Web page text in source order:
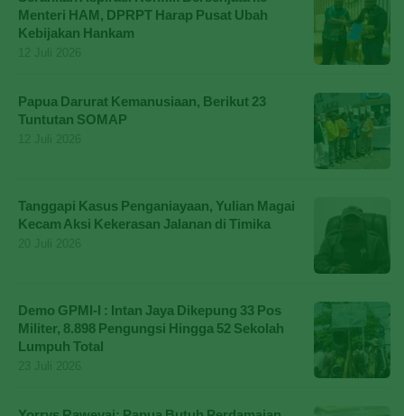
Menteri HAM, DPRPT Harap Pusat Ubah
Kebijakan Hankam
Papua Darurat Kemanusiaan, Berikut 23
Tuntutan SOMAP
Tanggapi Kasus Penganiayaan, Yulian Magai
Kecam Aksi Kekerasan Jalanan di Timika
Demo GPMI-I : Intan Jaya Dikepung 33 Pos
Militer, 8.898 Pengungsi Hingga 52 Sekolah
Lumpuh Total